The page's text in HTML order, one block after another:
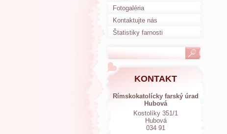
Fotogaléria
Kontaktujte nás
Štatistiky farnosti
KONTAKT
Rímskokatolícky farský úrad
Hubová
Kostolíky 351/1
Hubová
034 91